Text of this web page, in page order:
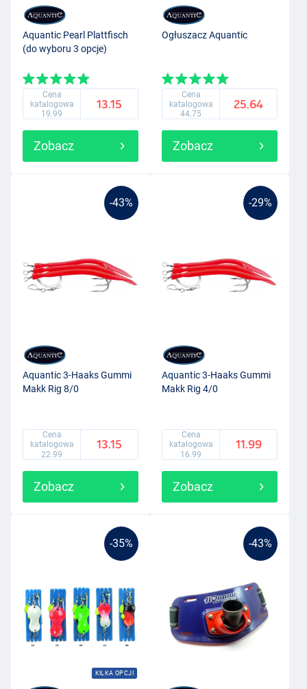
Aquantic Pearl Plattfisch
(do wyboru 3 opcje)
Cena
katalogowa
19.99
13.15
Zobacz
Ogłuszacz Aquantic
Cena
katalogowa
44.75
25.64
Zobacz
-43%
Aquantic 3-Haaks Gummi
Makk Rig 8/0
Cena
katalogowa
22.99
13.15
Zobacz
-29%
Aquantic 3-Haaks Gummi
Makk Rig 4/0
Cena
katalogowa
16.99
11.99
Zobacz
-35%
KILKA OPCJI
-43%